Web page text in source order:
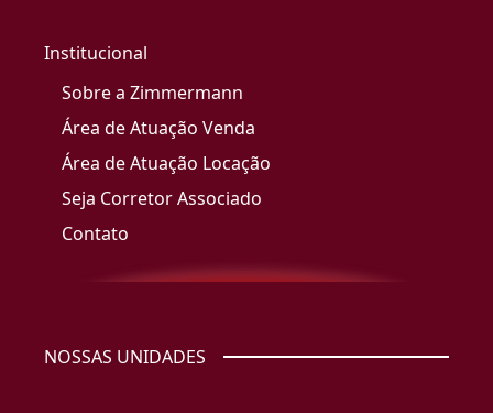
Institucional
Sobre a Zimmermann
Área de Atuação Venda
Área de Atuação Locação
Seja Corretor Associado
Contato
NOSSAS UNIDADES